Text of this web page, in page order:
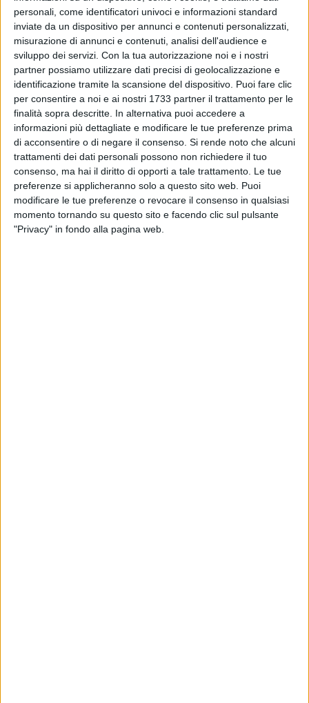
personali, come identificatori univoci e informazioni standard
inviate da un dispositivo per annunci e contenuti personalizzati,
misurazione di annunci e contenuti, analisi dell'audience e
sviluppo dei servizi. Con la tua autorizzazione noi e i nostri
partner possiamo utilizzare dati precisi di geolocalizzazione e
identificazione tramite la scansione del dispositivo. Puoi fare clic
per consentire a noi e ai nostri 1733 partner il trattamento per le
finalità sopra descritte. In alternativa puoi accedere a
informazioni più dettagliate e modificare le tue preferenze prima
di acconsentire o di negare il consenso. Si rende noto che alcuni
trattamenti dei dati personali possono non richiedere il tuo
consenso, ma hai il diritto di opporti a tale trattamento. Le tue
preferenze si applicheranno solo a questo sito web. Puoi
modificare le tue preferenze o revocare il consenso in qualsiasi
momento tornando su questo sito e facendo clic sul pulsante
"Privacy" in fondo alla pagina web.
Alle ore 03:00 di stanotte - 25 luglio - una macchina
sfrecciava nell'area pedonale del lungomare Pietro Mennea
di Barletta, prendendo in pieno e distruggendo le fioriere che
delimitavano la zona pedonale.
L'accusato è anche ritornato sul posto correndo ad alta
velocità perchè inseguito dai Carabinieri.
Sul luogo dell'accaduto apprensione e un po' di paura vista
la presenza di diverso ragazzi in giro per la movida notturna
della litoranea barlettana. Fortunatamente non c'è stato
alcun ferito ma l'autore del gesto sarebbe comunque riuscito